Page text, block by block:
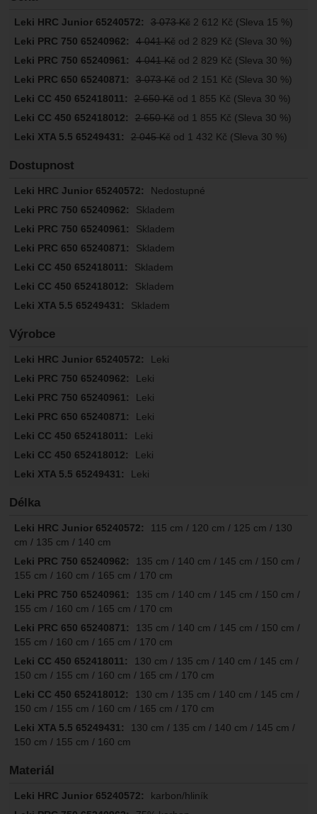
3 073Kč2 612 Kč (Sleva 15 %)
4 041Kčod 2 829 Kč (Sleva 30 %)
4 041Kčod 2 829 Kč (Sleva 30 %)
3 073Kčod 2 151 Kč (Sleva 30 %)
2 650Kčod 1 855 Kč (Sleva 30 %)
2 650Kčod 1 855 Kč (Sleva 30 %)
2 045Kčod 1 432 Kč (Sleva 30 %)
Dostupnost
Nedostupné
Skladem
Skladem
Skladem
Skladem
Skladem
Skladem
Výrobce
Leki
Leki
Leki
Leki
Leki
Leki
Leki
Délka
115 cm / 120 cm / 125 cm / 130
cm / 135 cm / 140 cm
135 cm / 140 cm / 145 cm / 150 cm /
155 cm / 160 cm / 165 cm / 170 cm
135 cm / 140 cm / 145 cm / 150 cm /
155 cm / 160 cm / 165 cm / 170 cm
135 cm / 140 cm / 145 cm / 150 cm /
155 cm / 160 cm / 165 cm / 170 cm
130 cm / 135 cm / 140 cm / 145 cm /
150 cm / 155 cm / 160 cm / 165 cm / 170 cm
130 cm / 135 cm / 140 cm / 145 cm /
150 cm / 155 cm / 160 cm / 165 cm / 170 cm
130 cm / 135 cm / 140 cm / 145 cm /
150 cm / 155 cm / 160 cm
Materiál
karbon/hliník